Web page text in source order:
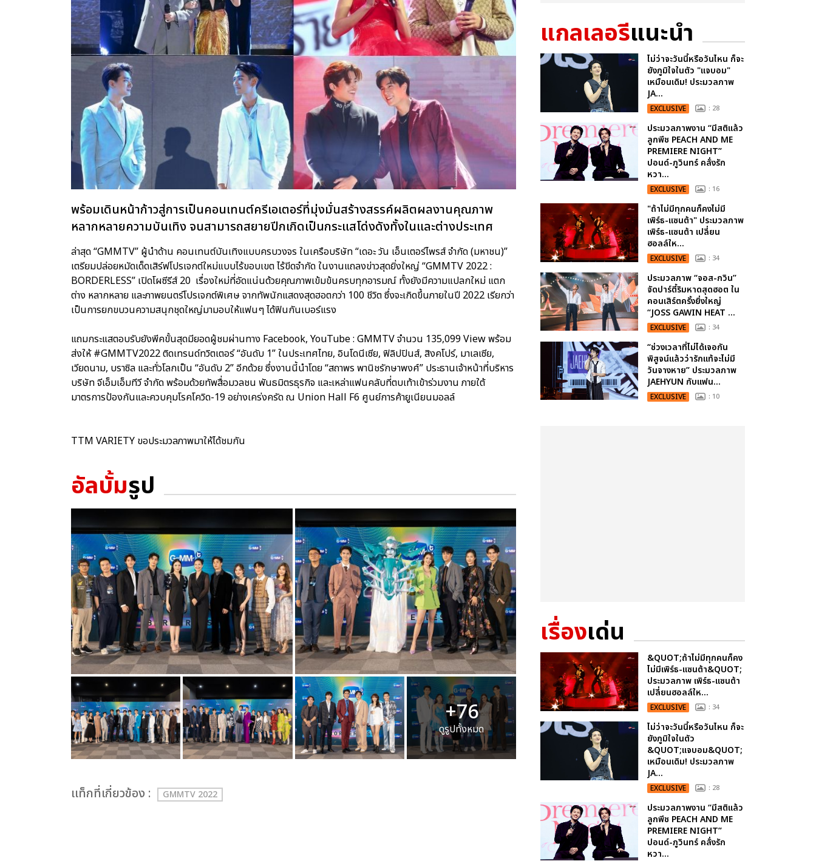
พร้อมเดินหน้าก้าวสู่การเป็นคอนเทนต์ครีเอเตอร์ที่มุ่งมั่นสร้างสรรค์ผลิตผลงานคุณภาพ
หลากหลายความบันเทิง จนสามารถสยายปีกเกิดเป็นกระแสโด่งดังทั้งในและต่างประเทศ
ล่าสุด “GMMTV” ผู้นำด้าน คอนเทนต์บันเทิงแบบครบวงจร ในเครือบริษัท “เดอะ วัน เอ็นเตอร์ไพรส์ จำกัด (มหาชน)”
เตรียมปล่อยหมัดเด็ดเสิร์ฟโปรเจกต์ใหม่แบบไร้ขอบเขต ไร้ขีดจำกัด ในงานแถลงข่าวสุดยิ่งใหญ่ “GMMTV 2022 :
BORDERLESS” เปิดโผซีรีส์ 20 เรื่องใหม่ที่อัดแน่นด้วยคุณภาพเข้มข้นครบทุกอารมณ์ ทั้งยังมีความแปลกใหม่ แตก
ต่าง หลากหลาย และภาพยนตร์โปรเจกต์พิเศษ จากทัพนักแสดงสุดฮอตกว่า 100 ชีวิต ซึ่งจะเกิดขึ้นภายในปี 2022 เรียกว่า
เป็นการยกขบวนความสนุกชุดใหญ่มามอบให้แฟนๆ ได้ฟินกันเบอร์แรง
แถมกระแสตอบรับยังพีคขั้นสุดมียอดผู้ชมผ่านทาง Facebook, YouTube : GMMTV จำนวน 135,099 View พร้อม
ส่งให้ #GMMTV2022 ติดเทรนด์ทวิตเตอร์ “อันดับ 1” ในประเทศไทย, อินโดนีเซีย, ฟิลิปปินส์, สิงคโปร์, มาเลเซีย,
เวียดนาม, บราซิล และทั่วโลกเป็น “อันดับ 2” อีกด้วย ซึ่งงานนี้นำโดย “สถาพร พานิชรักษาพงศ์” ประธานเจ้าหน้าที่บริหาร
บริษัท จีเอ็มเอ็มทีวี จำกัด พร้อมด้วยทัพสื่อมวลชน พันธมิตรธุรกิจ และเหล่าแฟนคลับที่ตบเท้าเข้าร่วมงาน ภายใต้
มาตรการป้องกันและควบคุมโรคโควิด-19 อย่างเคร่งครัด ณ Union Hall F6 ศูนย์การค้ายูเนียนมอลล์
TTM VARIETY ขอประมวลภาพมาให้ได้ชมกัน
อัลบั้มรูป
+76
ดูรูปทั้งหมด
เเท็กที่เกี่ยวข้อง : GMMTV 2022
แกลเลอรีแนะนำ
ไม่ว่าจะวันนี้หรือวันไหน ก็จะ
ยังภูมิใจในตัว "แจบอม"
เหมือนเดิม! ประมวลภาพ
JA...
EXCLUSIVE : 28
ประมวลภาพงาน “มีสติแล้ว
ลูกพีช PEACH AND ME
PREMIERE NIGHT”
ปอนด์-ภูวินทร์ คลั่งรัก
หวา...
EXCLUSIVE : 16
"ถ้าไม่มีทุกคนก็คงไม่มี
เพิร์ธ-แซนต้า" ประมวลภาพ
เพิร์ธ-แซนต้า เปลี่ยน
ฮอลล์ให...
EXCLUSIVE : 34
ประมวลภาพ “จอส-กวิน”
จัดปาร์ตี้ริมหาดสุดฮอต ใน
คอนเสิร์ตครั้งยิ่งใหญ่
“JOSS GAWIN HEAT ...
EXCLUSIVE : 34
“ช่วงเวลาที่ไม่ได้เจอกัน
พิสูจน์แล้วว่ารักแท้จะไม่มี
วันจางหาย” ประมวลภาพ
JAEHYUN กับแฟน...
EXCLUSIVE : 10
เรื่องเด่น
&QUOT;ถ้าไม่มีทุกคนก็คง
ไม่มีเพิร์ธ-แซนต้า&QUOT;
ประมวลภาพ เพิร์ธ-แซนต้า
เปลี่ยนฮอลล์ให...
EXCLUSIVE : 34
ไม่ว่าจะวันนี้หรือวันไหน ก็จะ
ยังภูมิใจในตัว
&QUOT;แจบอม&QUOT;
เหมือนเดิม! ประมวลภาพ
JA...
EXCLUSIVE : 28
ประมวลภาพงาน “มีสติแล้ว
ลูกพีช PEACH AND ME
PREMIERE NIGHT”
ปอนด์-ภูวินทร์ คลั่งรัก
หวา...